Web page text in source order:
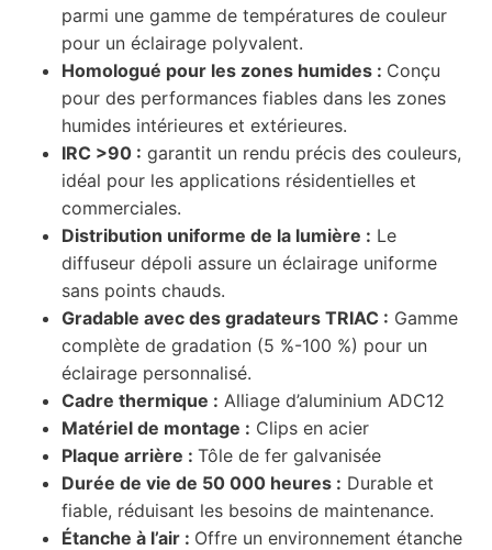
parmi une gamme de températures de couleur
pour un éclairage polyvalent.
Homologué pour les zones humides : Conçu
pour des performances fiables dans les zones
humides intérieures et extérieures.
IRC >90 : garantit un rendu précis des couleurs,
idéal pour les applications résidentielles et
commerciales.
Distribution uniforme de la lumière : Le
diffuseur dépoli assure un éclairage uniforme
sans points chauds.
Gradable avec des gradateurs TRIAC : Gamme
complète de gradation (5 %-100 %) pour un
éclairage personnalisé.
Cadre thermique : Alliage d’aluminium ADC12
Matériel de montage : Clips en acier
Plaque arrière : Tôle de fer galvanisée
Durée de vie de 50 000 heures : Durable et
fiable, réduisant les besoins de maintenance.
Étanche à l’air : Offre un environnement étanche